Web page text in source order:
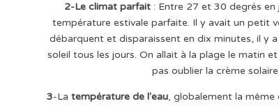
2-Le climat parfait : Entre 27 et 30 degrés
température estivale parfaite. Il y avait un petit
débarquent et disparaissent en dix minutes, il y
soleil tous les jours. On allait à la plage le matin
pas oublier la crème
3-La température de l'eau, globalement la même